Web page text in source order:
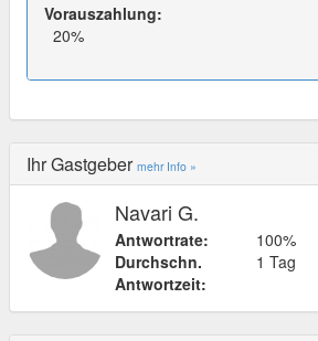
Vorauszahlung:
20%
Ihr Gastgeber mehr Info »
Navari G.
Antwortrate:
100%
Durchschn.
Antwortzeit:
1 Tag